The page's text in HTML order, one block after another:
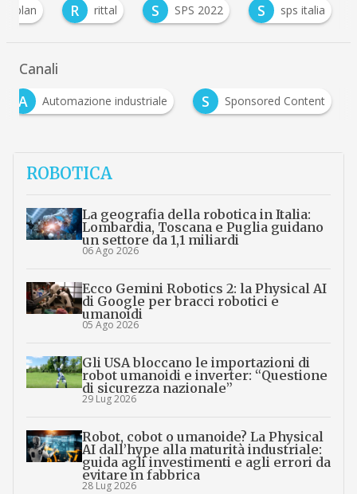
eplan R rittal S SPS 2022 S sps italia
Canali
A
Automazione industriale S Sponsored Content
ROBOTICA
La geografia della robotica in Italia:
Lombardia, Toscana e Puglia guidano
un settore da 1,1 miliardi
06 Ago 2026
Ecco Gemini Robotics 2: la Physical AI
di Google per bracci robotici e
umanoidi
05 Ago 2026
Gli USA bloccano le importazioni di
robot umanoidi e inverter: “Questione
di sicurezza nazionale”
29 Lug 2026
Robot, cobot o umanoide? La Physical
AI dall’hype alla maturità industriale:
guida agli investimenti e agli errori da
evitare in fabbrica
28 Lug 2026